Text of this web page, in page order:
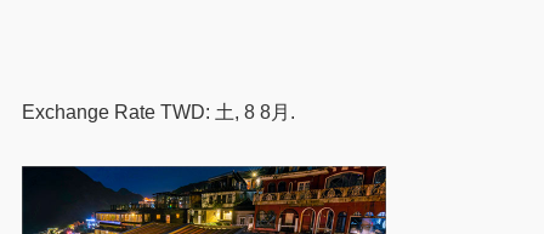
Exchange Rate TWD: 土, 8 8月.